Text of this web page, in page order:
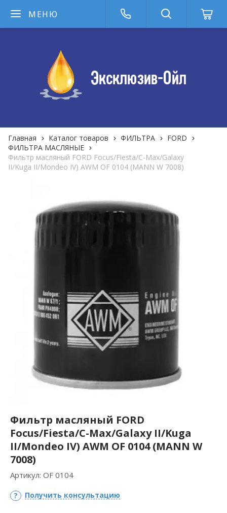
МЕНЮ
Главная Каталог товаров ФИЛЬТРА
FORD
ФИЛЬТРА MАСЛЯНЫЕ
Фильтр масляный FORD Focus/Fiesta/C-Max/Galaxy
II/Kuga II/Mondeo IV) AWM OF 0104 (MANN W 7008)
Фильтр масляный FORD
Focus/Fiesta/C-Max/Galaxy II/Kuga
II/Mondeo IV) AWM OF 0104 (MANN W
7008)
Артикул: OF 0104
Получить консультацию